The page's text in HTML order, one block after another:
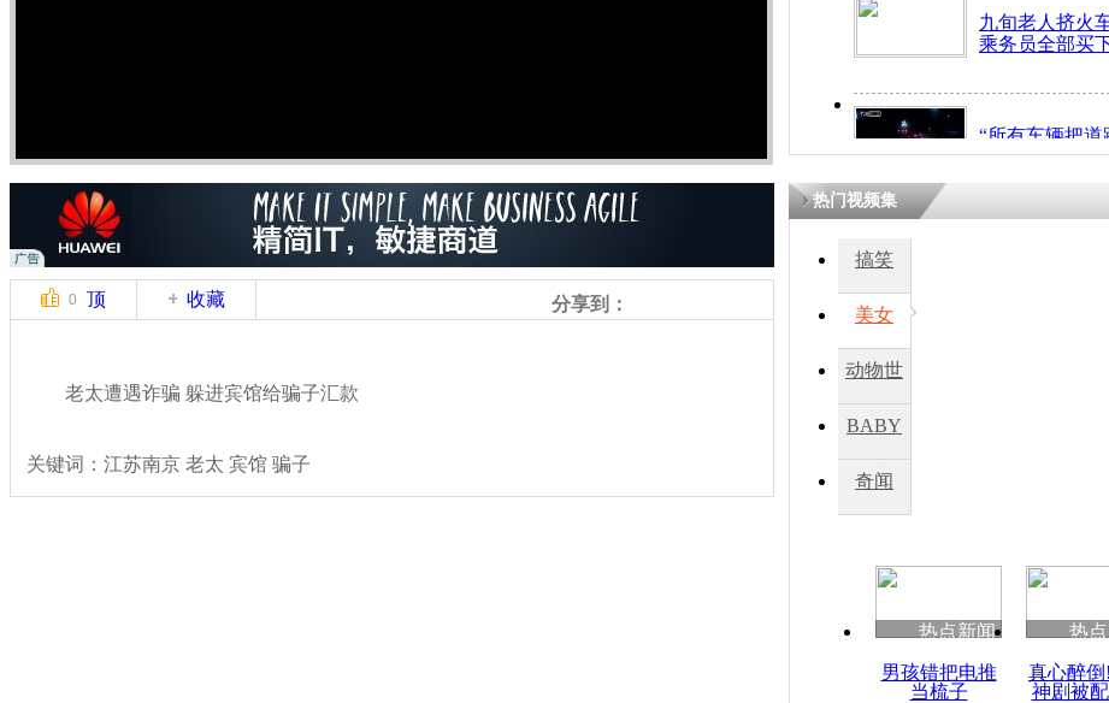
九旬老人挤火
乘务员全部买
“所有车辆把道
开！”儿童突发
因
度苗族花山节
0 顶 收藏 分享到：
老太遭遇诈骗 躲进宾馆给骗子汇款
关键词：江苏南京 老太 宾馆 骗子
热门视频集
搞笑
美女
动物世
BABY
秀
奇闻
热点新闻
男孩错把电推
当梳子
热
真心醉
神剧被